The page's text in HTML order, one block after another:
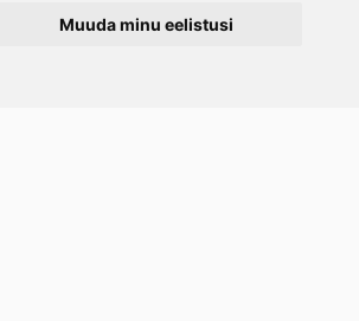
Muuda minu eelistusi